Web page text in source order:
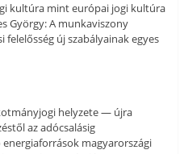
kultúra mint európai jogi kultúra
György: A munkaviszony
új szabályainak egyes
helyzete — újra
az adócsalásig
energiaforrások magyarországi